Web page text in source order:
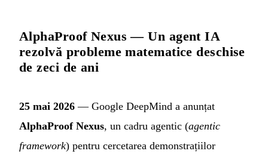
AlphaProof Nexus — Un agent IA
rezolvă probleme matematice deschise
de zeci de ani
25 mai 2026 — Google DeepMind a anunțat
AlphaProof Nexus, un cadru agentic (agentic
framework) pentru cercetarea demonstrațiilor